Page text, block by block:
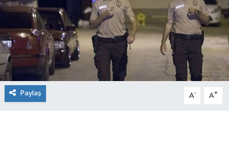
Paylaş A- A+